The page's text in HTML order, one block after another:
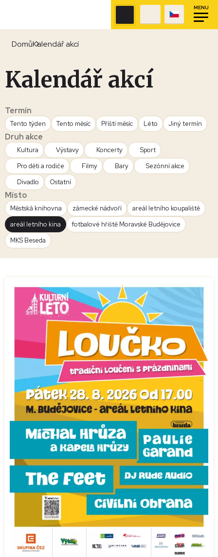
MENU
DomůKalendář akcí
Kalendář akcí
Termín
Tento týden Tento měsíc Příští měsíc Léto Jiný termín
Druh akce
Kultura Výstavy Koncerty
Sport
Pro děti a rodiče
Filmy Bary
Sezónní akce
Divadlo
Ostatní
Místo
Městská knihovna zámecké nádvoří
areál letního koupaliště
areál letního kina
fotbalové hřiště Moravské Budějovice
MKS Beseda